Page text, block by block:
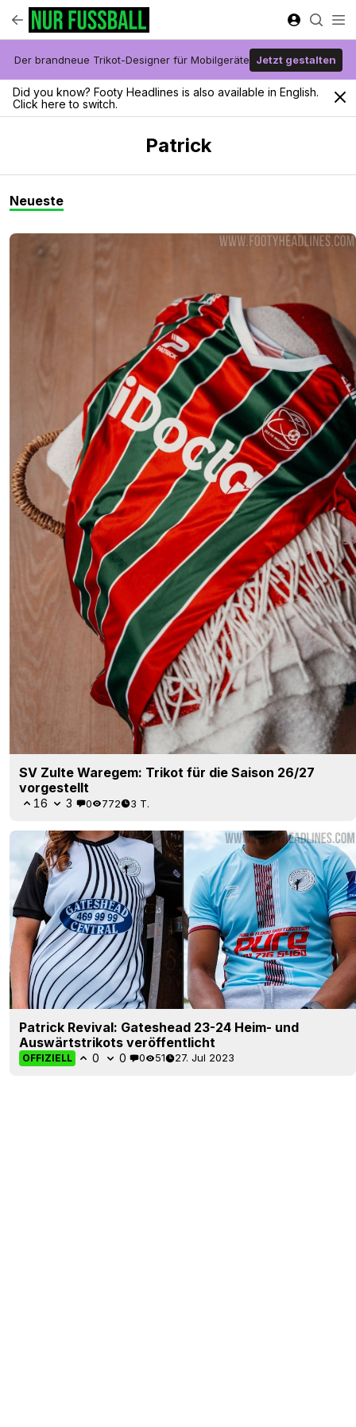
Der brandneue Trikot-Designer für Mobilgeräte Jetzt gestalten
Did you know? Footy Headlines is also available in English.
Click here to switch.
Patrick
Neueste
SV Zulte Waregem: Trikot für die Saison 26/27
vorgestellt
16 3 0 772 3 T.
Patrick Revival: Gateshead 23-24 Heim- und
Auswärtstrikots veröffentlicht
OFFIZIELL 0 0 0 51 27. Jul 2023